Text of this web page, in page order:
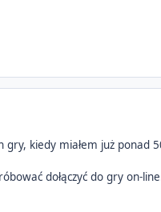
gry, kiedy miałem już ponad
dołączyć do gry on-